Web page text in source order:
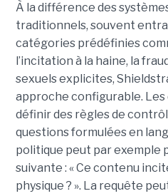
À la différence des
traditionnels, souvent
catégories prédéfinies
l’incitation à la haine, la
sexuels explicites,
approche configurable.
définir des règles de
questions formulées en
politique peut par exemple
suivante : « Ce contenu
physique ? ». La requête